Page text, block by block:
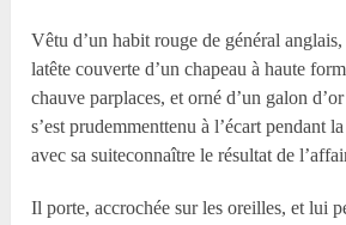
Vêtu d’un habit rouge de général anglais,
latête couverte d’un chapeau à haute
chauve parplaces, et orné d’un galon
s’est prudemmenttenu à l’écart pendant
avec sa suiteconnaître le résultat de
Il porte, accrochée sur les oreilles, et lui